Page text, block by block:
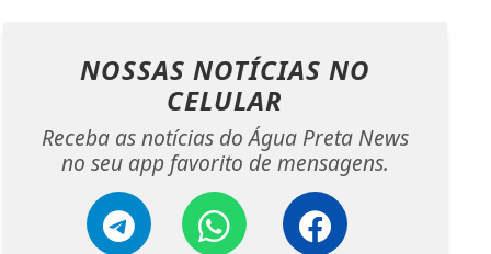
NOSSAS NOTÍCIAS NO
CELULAR
Receba as notícias do Água Preta News
no seu app favorito de mensagens.